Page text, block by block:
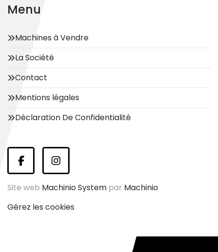
Menu
Machines à Vendre
La Société
Contact
Mentions légales
Déclaration De Confidentialité
facebookinstagram
Site web Machinio System par Machinio
Gérez les cookies